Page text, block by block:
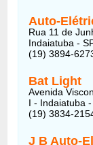
Auto-
Rua 11 de
Indaiatuba -
(19) 3894-
Bat Light
Avenida
I - Indaiatuba
(19) 3834-
J B Auto-